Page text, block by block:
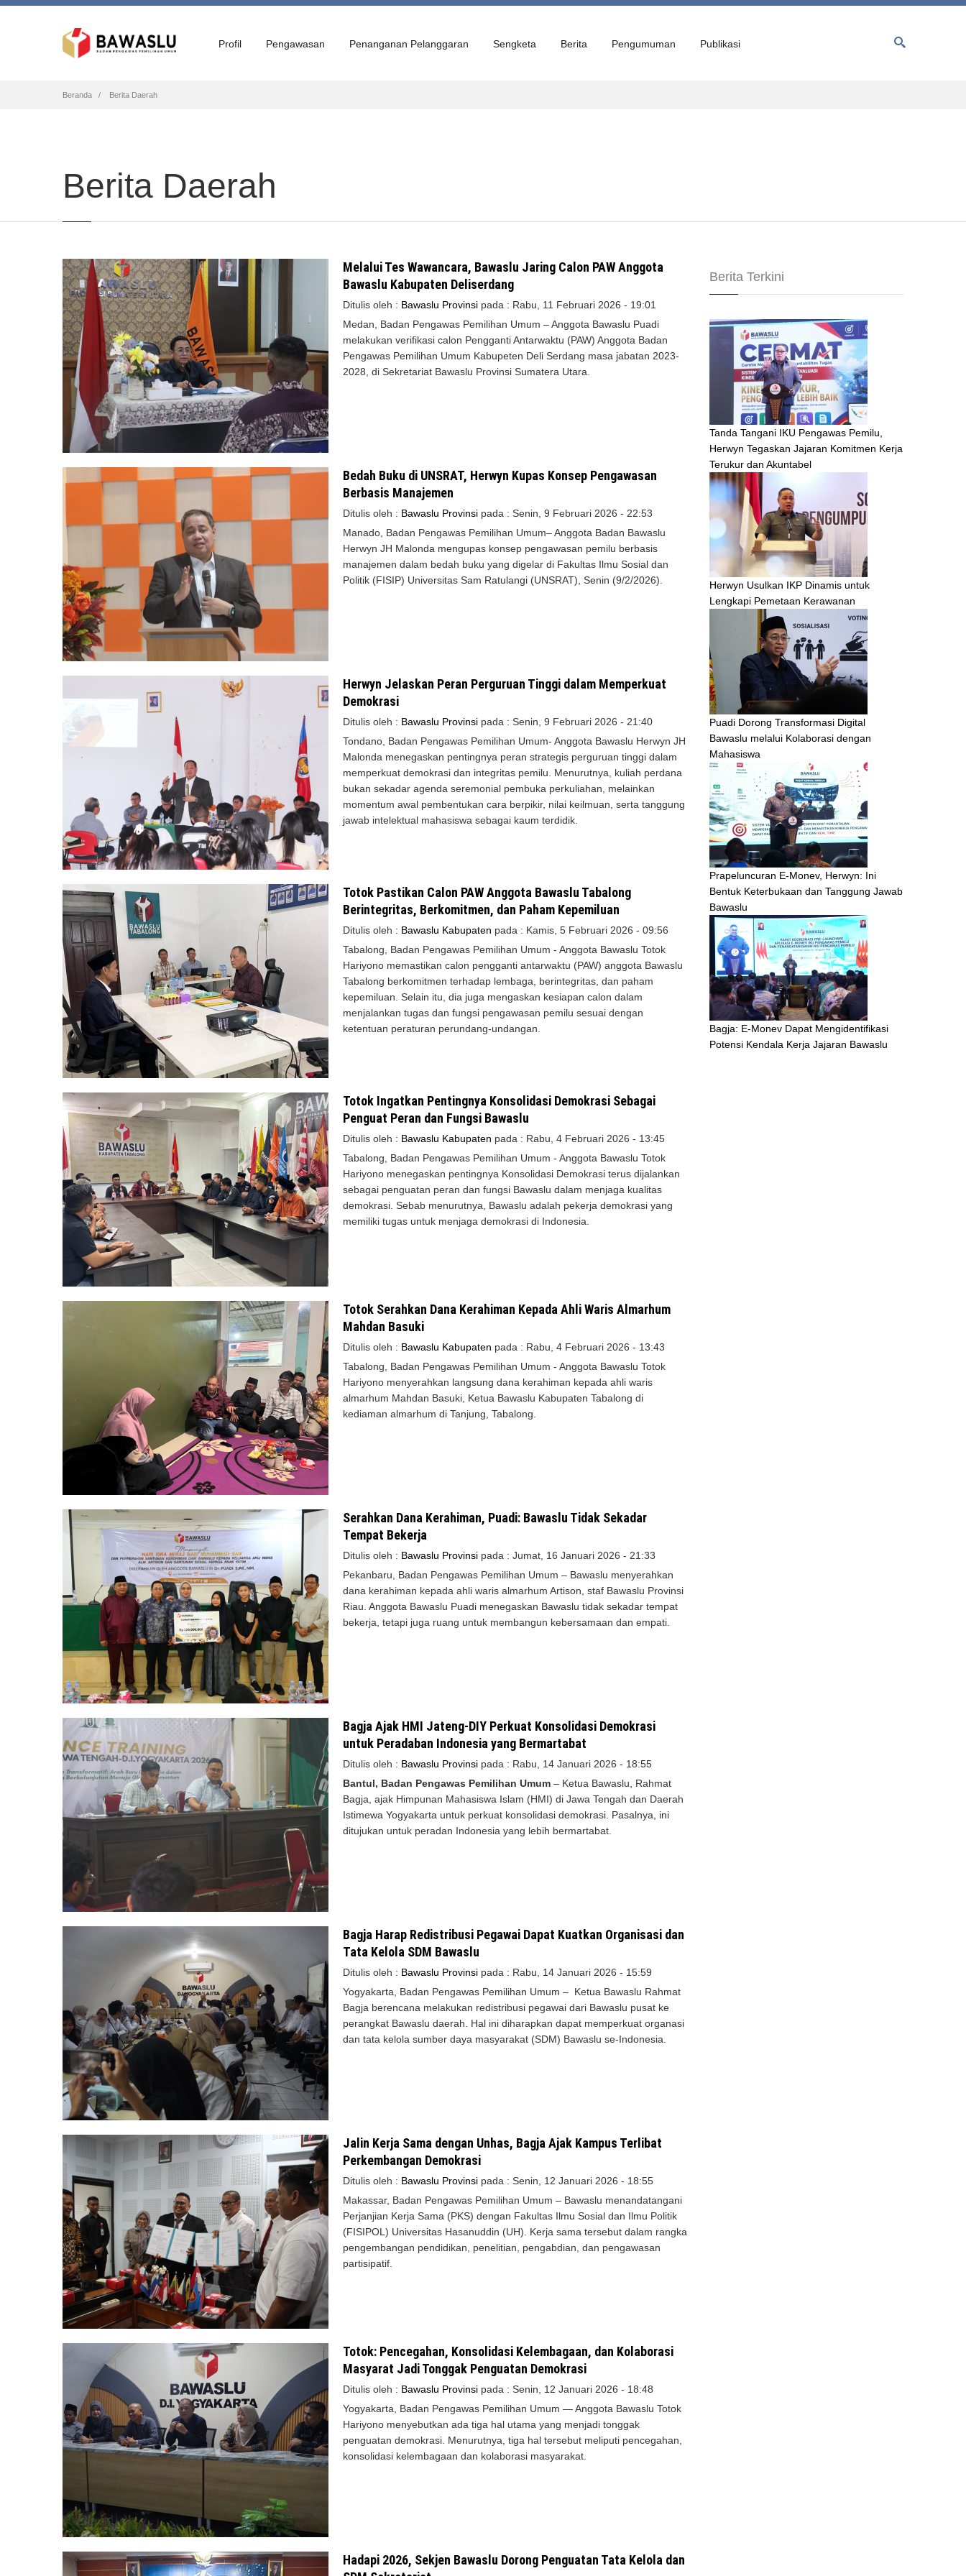
Profil Pengawasan Penanganan Pelanggaran Sengketa Berita Pengumuman Publikasi
Breadcrumb
Beranda Berita Daerah
Berita Daerah
Melalui Tes Wawancara, Bawaslu Jaring Calon PAW Anggota
Bawaslu Kabupaten Deliserdang
Ditulis oleh : Bawaslu Provinsi pada : Rabu, 11 Februari 2026 - 19:01
Medan, Badan Pengawas Pemilihan Umum – Anggota Bawaslu Puadi
melakukan verifikasi calon Pengganti Antarwaktu (PAW) Anggota Badan
Pengawas Pemilihan Umum Kabupeten Deli Serdang masa jabatan 2023-
2028, di Sekretariat Bawaslu Provinsi Sumatera Utara.
Bedah Buku di UNSRAT, Herwyn Kupas Konsep Pengawasan
Berbasis Manajemen
Ditulis oleh : Bawaslu Provinsi pada : Senin, 9 Februari 2026 - 22:53
Manado, Badan Pengawas Pemilihan Umum– Anggota Badan Bawaslu
Herwyn JH Malonda mengupas konsep pengawasan pemilu berbasis
manajemen dalam bedah buku yang digelar di Fakultas Ilmu Sosial dan
Politik (FISIP) Universitas Sam Ratulangi (UNSRAT), Senin (9/2/2026).
Herwyn Jelaskan Peran Perguruan Tinggi dalam Memperkuat
Demokrasi
Ditulis oleh : Bawaslu Provinsi pada : Senin, 9 Februari 2026 - 21:40
Tondano, Badan Pengawas Pemilihan Umum- Anggota Bawaslu Herwyn JH
Malonda menegaskan pentingnya peran strategis perguruan tinggi dalam
memperkuat demokrasi dan integritas pemilu. Menurutnya, kuliah perdana
bukan sekadar agenda seremonial pembuka perkuliahan, melainkan
momentum awal pembentukan cara berpikir, nilai keilmuan, serta tanggung
jawab intelektual mahasiswa sebagai kaum terdidik.
Totok Pastikan Calon PAW Anggota Bawaslu Tabalong
Berintegritas, Berkomitmen, dan Paham Kepemiluan
Ditulis oleh : Bawaslu Kabupaten pada : Kamis, 5 Februari 2026 - 09:56
Tabalong, Badan Pengawas Pemilihan Umum - Anggota Bawaslu Totok
Hariyono memastikan calon pengganti antarwaktu (PAW) anggota Bawaslu
Tabalong berkomitmen terhadap lembaga, berintegritas, dan paham
kepemiluan. Selain itu, dia juga mengaskan kesiapan calon dalam
menjalankan tugas dan fungsi pengawasan pemilu sesuai dengan
ketentuan peraturan perundang-undangan.
Totok Ingatkan Pentingnya Konsolidasi Demokrasi Sebagai
Penguat Peran dan Fungsi Bawaslu
Ditulis oleh : Bawaslu Kabupaten pada : Rabu, 4 Februari 2026 - 13:45
Tabalong, Badan Pengawas Pemilihan Umum - Anggota Bawaslu Totok
Hariyono menegaskan pentingnya Konsolidasi Demokrasi terus dijalankan
sebagai penguatan peran dan fungsi Bawaslu dalam menjaga kualitas
demokrasi. Sebab menurutnya, Bawaslu adalah pekerja demokrasi yang
memiliki tugas untuk menjaga demokrasi di Indonesia.
Totok Serahkan Dana Kerahiman Kepada Ahli Waris Almarhum
Mahdan Basuki
Ditulis oleh : Bawaslu Kabupaten pada : Rabu, 4 Februari 2026 - 13:43
Tabalong, Badan Pengawas Pemilihan Umum - Anggota Bawaslu Totok
Hariyono menyerahkan langsung dana kerahiman kepada ahli waris
almarhum Mahdan Basuki, Ketua Bawaslu Kabupaten Tabalong di
kediaman almarhum di Tanjung, Tabalong.
Serahkan Dana Kerahiman, Puadi: Bawaslu Tidak Sekadar
Tempat Bekerja
Ditulis oleh : Bawaslu Provinsi pada : Jumat, 16 Januari 2026 - 21:33
Pekanbaru, Badan Pengawas Pemilihan Umum – Bawaslu menyerahkan
dana kerahiman kepada ahli waris almarhum Artison, staf Bawaslu Provinsi
Riau. Anggota Bawaslu Puadi menegaskan Bawaslu tidak sekadar tempat
bekerja, tetapi juga ruang untuk membangun kebersamaan dan empati.
Bagja Ajak HMI Jateng-DIY Perkuat Konsolidasi Demokrasi
untuk Peradaban Indonesia yang Bermartabat
Ditulis oleh : Bawaslu Provinsi pada : Rabu, 14 Januari 2026 - 18:55
Bantul, Badan Pengawas Pemilihan Umum – Ketua Bawaslu, Rahmat
Bagja, ajak Himpunan Mahasiswa Islam (HMI) di Jawa Tengah dan Daerah
Istimewa Yogyakarta untuk perkuat konsolidasi demokrasi. Pasalnya, ini
ditujukan untuk peradan Indonesia yang lebih bermartabat.
Bagja Harap Redistribusi Pegawai Dapat Kuatkan Organisasi dan
Tata Kelola SDM Bawaslu
Ditulis oleh : Bawaslu Provinsi pada : Rabu, 14 Januari 2026 - 15:59
Yogyakarta
Badan Pengawas Pemilihan Umum – Ketua Bawaslu Rahmat
Bagja berencana melakukan redistribusi pegawai dari Bawaslu pusat ke
perangkat Bawaslu daerah. Hal ini diharapkan dapat memperkuat organasi
dan tata kelola sumber daya masyarakat (SDM) Bawaslu se-Indonesia.
Jalin Kerja Sama dengan Unhas, Bagja Ajak Kampus Terlibat
Perkembangan Demokrasi
Ditulis oleh : Bawaslu Provinsi pada : Senin, 12 Januari 2026 - 18:55
Makassar, Badan Pengawas Pemilihan Umum – Bawaslu menandatangani
Perjanjian Kerja Sama (PKS) dengan Fakultas Ilmu Sosial dan Ilmu Politik
(FISIPOL) Universitas Hasanuddin (UH). Kerja sama tersebut dalam rangka
pengembangan pendidikan, penelitian, pengabdian, dan pengawasan
partisipatif.
Totok: Pencegahan, Konsolidasi Kelembagaan, dan Kolaborasi
Masyarat Jadi Tonggak Penguatan Demokrasi
Ditulis oleh : Bawaslu Provinsi pada : Senin, 12 Januari 2026 - 18:48
Yogyakarta, Badan Pengawas Pemilihan Umum — Anggota Bawaslu Totok
Hariyono menyebutkan ada tiga hal utama yang menjadi tonggak
penguatan demokrasi. Menurutnya, tiga hal tersebut meliputi pencegahan,
konsolidasi kelembagaan dan kolaborasi masyarakat.
Hadapi 2026, Sekjen Bawaslu Dorong Penguatan Tata Kelola dan
Berita Terkini
Tanda Tangani IKU Pengawas Pemilu,
Herwyn Tegaskan Jajaran Komitmen Kerja
Terukur dan Akuntabel
Herwyn Usulkan IKP Dinamis untuk
Lengkapi Pemetaan Kerawanan
Puadi Dorong Transformasi Digital
Bawaslu melalui Kolaborasi dengan
Mahasiswa
Prapeluncuran E-Monev, Herwyn: Ini
Bentuk Keterbukaan dan Tanggung Jawab
Bawaslu
Bagja: E-Monev Dapat Mengidentifikasi
Potensi Kendala Kerja Jajaran Bawaslu